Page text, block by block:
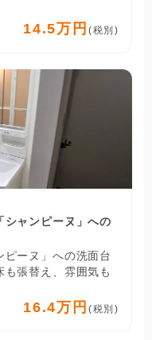
14.5万円 (税別)
シャンピーヌ」への
ピーヌ」への洗面台
張替え、雰囲気も
16.4万円 (税別)